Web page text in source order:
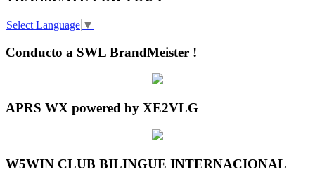
Select Language ▼
Conducto a SWL BrandMeister !
APRS WX powered by XE2VLG
W5WIN CLUB BILINGUE INTERNACIONAL